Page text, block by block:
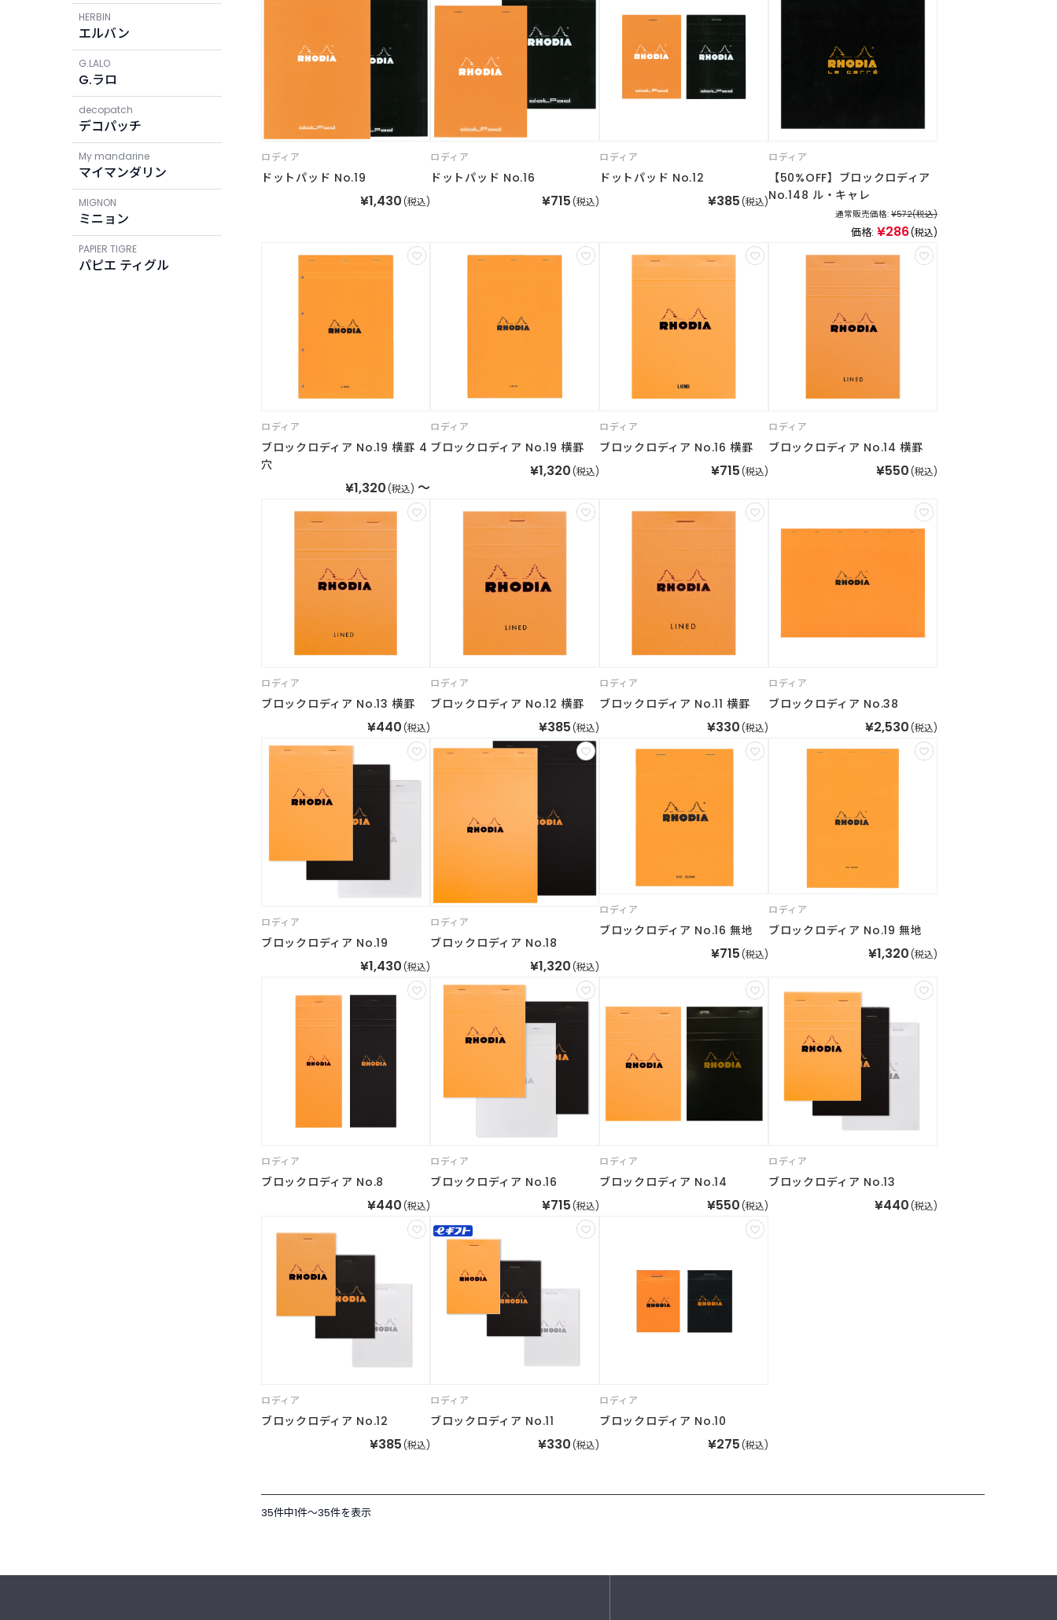
ロディア
ドットパッド No.19
¥1,430 (税込)
ロディア
ドットパッド No.16
¥715 (税込)
ロディア
ドットパッド No.12
¥385 (税込)
ロディア
【50%OFF】ブロックロディア
No.148 ル・キャレ
通常販売価格: ¥572(税込)
価格: ¥286(税込)
ロディア
ブロックロディア No.19 横罫 4
穴
¥1,320 (税込) ～
ロディア
ブロックロディア No.19 横罫
¥1,320 (税込)
ロディア
ブロックロディア No.16 横罫
¥715 (税込)
ロディア
ブロックロディア No.14 横罫
¥550 (税込)
ロディア
ブロックロディア No.13 横罫
¥440 (税込)
ロディア
ブロックロディア No.12 横罫
¥385 (税込)
ロディア
ブロックロディア No.11 横罫
¥330 (税込)
ロディア
ブロックロディア No.38
¥2,530 (税込)
ロディア
ブロックロディア No.19
¥1,430 (税込)
ロディア
ブロックロディア No.18
¥1,320 (税込)
ロディア
ブロックロディア No.16 無地
¥715 (税込)
ロディア
ブロックロディア No.19 無地
¥1,320 (税込)
ロディア
ブロックロディア No.8
¥440 (税込)
ロディア
ブロックロディア No.16
¥715 (税込)
ロディア
ブロックロディア No.14
¥550 (税込)
ロディア
ブロックロディア No.13
¥440 (税込)
ロディア
ブロックロディア No.12
¥385 (税込)
ロディア
ブロックロディア No.11
¥330 (税込)
ロディア
ブロックロディア No.10
¥275 (税込)
35件中1件〜35件を表示
HERBIN
エルバン
G.LALO
G.ラロ
decopatch
デコパッチ
My mandarine
マイマンダリン
MIGNON
ミニョン
PAPIER TIGRE
パピエ ティグル